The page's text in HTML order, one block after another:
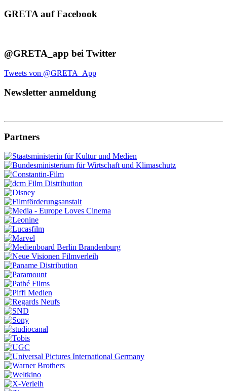
GRETA auf Facebook
@GRETA_app bei Twitter
Tweets von @GRETA_App
Newsletter anmeldung
Partners